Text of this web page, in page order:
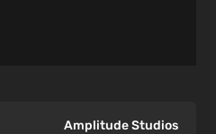
Amplitude Studios